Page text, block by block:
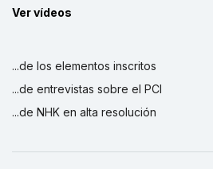
Ver vídeos
...de los elementos inscritos
...de entrevistas sobre el PCI
...de NHK en alta resolución